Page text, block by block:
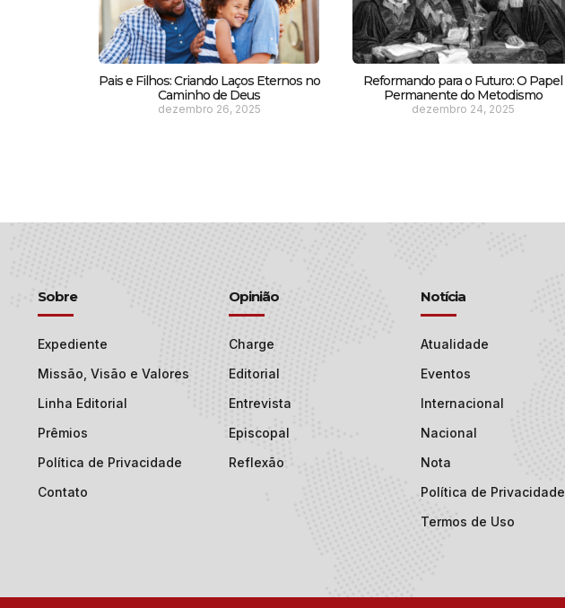
Pais e Filhos: Criando Laços Eternos no
Caminho de Deus
dezembro 26, 2025
Reformando para o Futuro: O Papel
Permanente do Metodismo
dezembro 24, 2025
Sobre
Expediente
Missão, Visão e Valores
Linha Editorial
Prêmios
Política de Privacidade
Contato
Opinião
Charge
Editorial
Entrevista
Episcopal
Reflexão
Notícia
Atualidade
Eventos
Internacional
Nacional
Nota
Política de Privacidade
Termos de Uso